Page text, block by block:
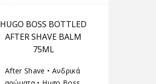
HUGO BOSS BOTTLED
AFTER SHAVE BALM
75ML
After Shave • Ανδρικά